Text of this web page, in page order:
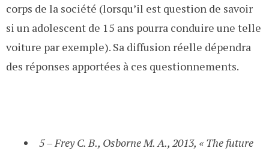
corps de la société (lorsqu’il est question de savoir
si un adolescent de 15 ans pourra conduire une telle
voiture par exemple). Sa diffusion réelle dépendra
des réponses apportées à ces questionnements.
5 – Frey C. B., Osborne M. A., 2013, « The future